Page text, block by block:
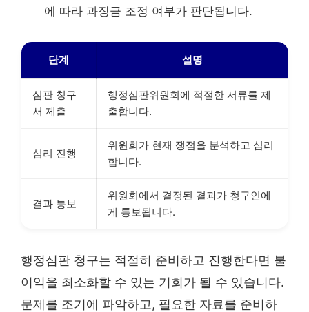
에 따라 과징금 조정 여부가 판단됩니다.
단계 설명
심판 청구
서 제출
행정심판위원회에 적절한 서류를 제
출합니다.
심리 진행
위원회가 현재 쟁점을 분석하고 심리
합니다.
결과 통보
위원회에서 결정된 결과가 청구인에
게 통보됩니다.
행정심판 청구는 적절히 준비하고 진행한다면 불
이익을 최소화할 수 있는 기회가 될 수 있습니다.
문제를 조기에 파악하고, 필요한 자료를 준비하